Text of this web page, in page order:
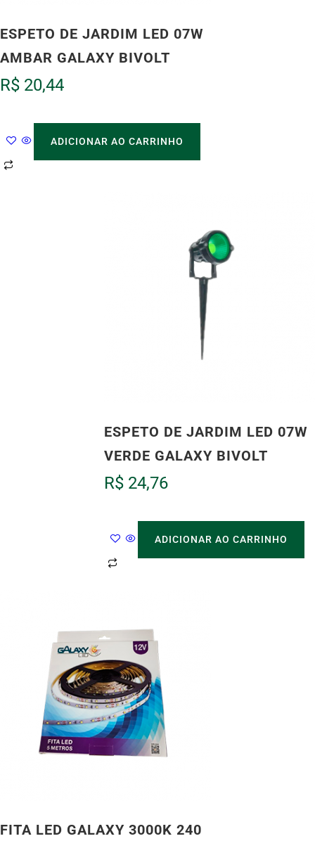
ESPETO DE JARDIM LED 07W
AMBAR GALAXY BIVOLT
R$ 20,44
ADICIONAR AO CARRINHO
ESPETO DE JARDIM LED 07W
VERDE GALAXY BIVOLT
R$ 24,76
ADICIONAR AO CARRINHO
FITA LED GALAXY 3000K 240